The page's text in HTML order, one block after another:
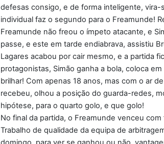
defesas consigo, e de forma inteligente, vira-
individual faz o segundo para o Freamunde!
Freamunde não freou o ímpeto atacante, e
passe, e este em tarde endiabrava, assistiu
Lagares acabou por cair mesmo, e a partida
protagonistas, Simão ganha a bola, coloca
brilhar! Com apenas 18 anos, mas com o ar
recebeu, olhou a posição do guarda-redes,
hipótese, para o quarto golo, e que golo!
No final da partida, o Freamunde venceu
Trabalho de qualidade da equipa de